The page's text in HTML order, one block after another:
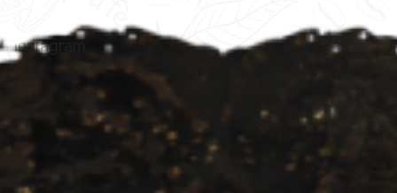
t
í
Instagram